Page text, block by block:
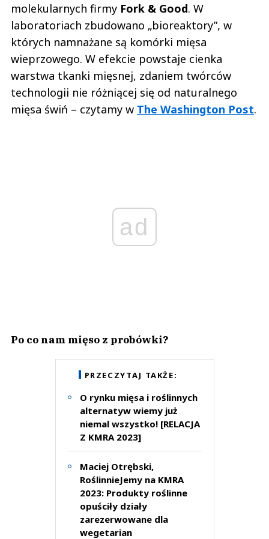
molekularnych firmy Fork & Good. W
laboratoriach zbudowano „bioreaktory”, w
których namnażane są komórki mięsa
wieprzowego. W efekcie powstaje cienka
warstwa tkanki mięsnej, zdaniem twórców
technologii nie różniącej się od naturalnego
mięsa świń – czytamy w The Washington Post.
ad
Po co nam mięso z probówki?
PRZECZYTAJ TAKŻE:
O rynku mięsa i roślinnych
alternatyw wiemy już
niemal wszystko! [RELACJA
Z KMRA 2023]
Maciej Otrębski,
RoślinnieJemy na KMRA
2023: Produkty roślinne
opuściły działy
zarezerwowane dla
wegetarian